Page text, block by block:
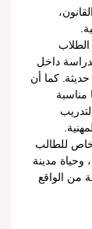
الطلاب
داخل
حديثة. كما أن
مناسبة
للطالب
مدينة
من الواقع